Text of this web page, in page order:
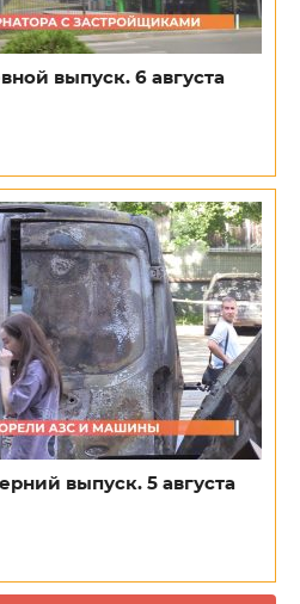
выпуск. 6 августа
выпуск. 5 августа